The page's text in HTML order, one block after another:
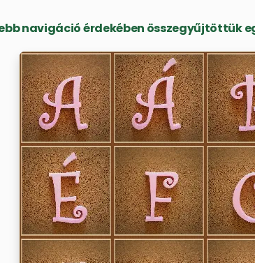
navigáció érdekében összegyűjtöttük